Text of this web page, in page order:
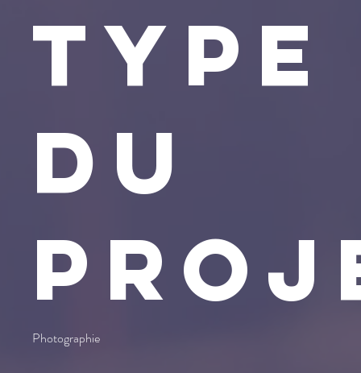
Type
du
Photographie